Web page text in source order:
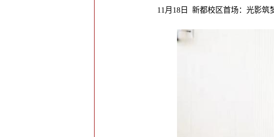
11月18日 新都校区首场：光影筑